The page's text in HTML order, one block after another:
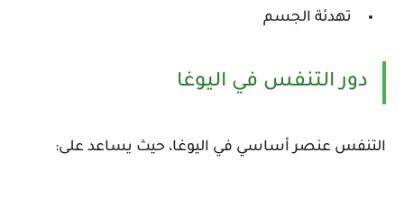
تهدئة الجسم
دور التنفس في اليوغا
التنفس عنصر أساسي في اليوغا، حيث يساعد على: